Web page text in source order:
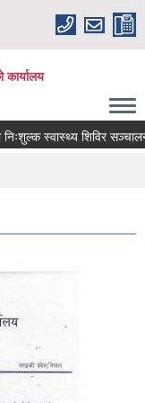
कार्यालय
स्वास्थ्य शिविर सञ्चालन